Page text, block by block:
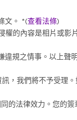
文。 *(查看法條)
權的內容是相片或影
違規之情事。以上聲
，我們將不予受理
的法律效力。您的